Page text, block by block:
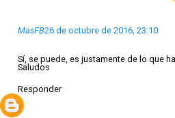
MasFB26 de octubre de 2016, 23:10
Sí, se puede, es justamente de lo que
Saludos
Responder